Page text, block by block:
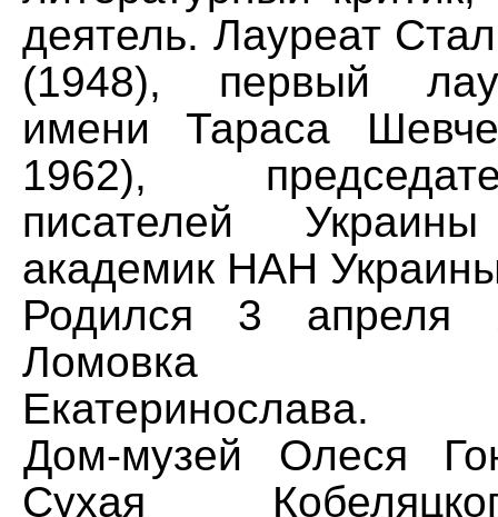
деятель. Лауреат
(1948), первый
имени Тараса
1962),
писателей
академик НАН
Родился 3 апреля
Ломовка
Екатеринослава.
Дом-музей Олеся
Сухая